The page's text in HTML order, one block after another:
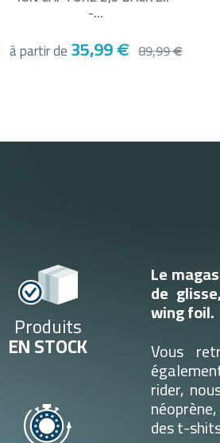
-...
à partir de35,99 € 89,99€
Produits
EN STOCK
Le
de
wing foil.
Vous
rider,
des t-